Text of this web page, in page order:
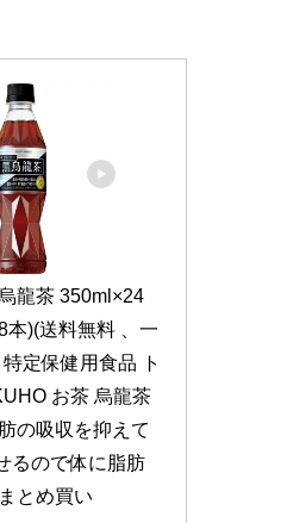
龍茶 350ml×24
本)(送料無料 、一
定保健用食品 ト
お茶 烏龍茶
の吸収を抑えて
るので体に脂肪
とめ買い